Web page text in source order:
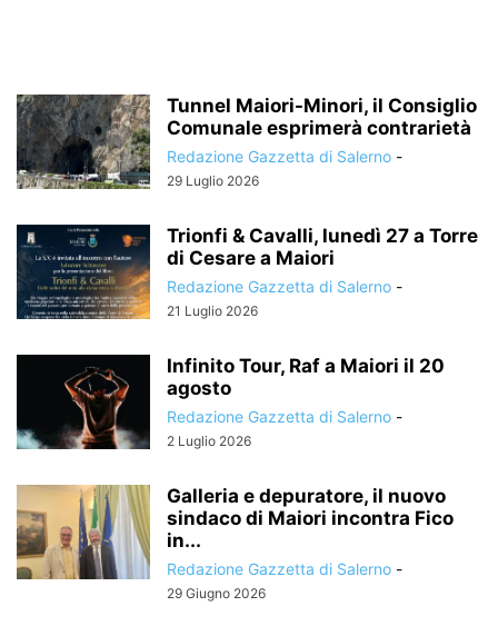
Tunnel Maiori-Minori, il Consiglio
Comunale esprimerà contrarietà
Redazione Gazzetta di Salerno -
29 Luglio 2026
Trionfi & Cavalli, lunedì 27 a Torre
di Cesare a Maiori
Redazione Gazzetta di Salerno -
21 Luglio 2026
Infinito Tour, Raf a Maiori il 20
agosto
Redazione Gazzetta di Salerno -
2 Luglio 2026
Galleria e depuratore, il nuovo
sindaco di Maiori incontra Fico
in...
Redazione Gazzetta di Salerno -
29 Giugno 2026